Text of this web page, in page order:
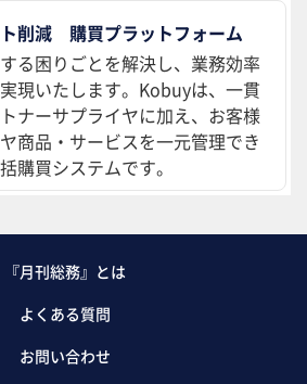
削減 購買プラットフォーム
る困りごとを解決し、業務効率
現いたします。Kobuyは、一貫
ナーサプライヤに加え、お客様
商品・サービスを一元管理でき
購買システムです。
『月刊総務』とは
よくある質問
お問い合わせ